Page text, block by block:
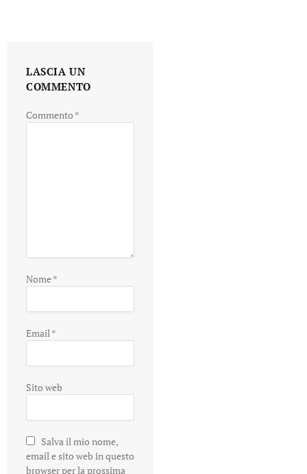
LASCIA UN
COMMENTO
Commento *
Nome*
Email*
Sito web
Salva il mio nome,
email e sito web in questo
browser per la prossima